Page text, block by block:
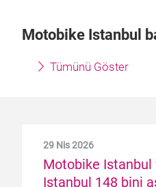
Motobike Istanbul
Tümünü Göster
29 Nis 2026
Motobike Istanbul
Istanbul 148 bini